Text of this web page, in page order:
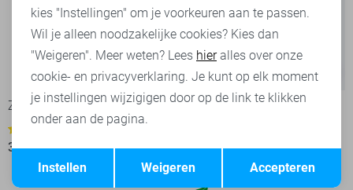
-50%
Zoso Blouse
35,00 69,95
-26%
Only Blouse
22,05 29,99
Terug Opslaan
kies "Instellingen" om je voorkeuren aan te passen.
Wil je alleen noodzakelijke cookies? Kies dan
"Weigeren". Meer weten? Lees hieralles over onze
cookie- en privacyverklaring. Je kunt op elk moment
je instellingen wijzigigen door op de link te klikken
onder aan de pagina.
Accepteren
Weigeren
Instellen